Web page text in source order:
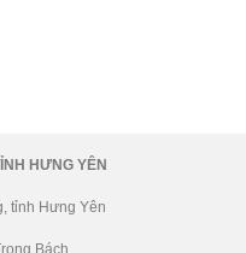
HƯNG YÊN
tỉnh Hưng Yên
Bách